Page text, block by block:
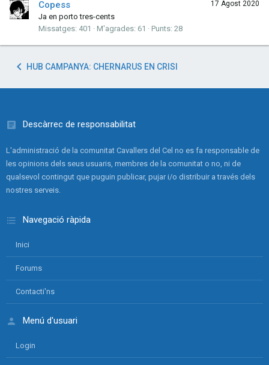
17 Agost 2020
Copess
Ja en porto tres-cents
Missatges 401 M'agrades 61 Punts 28
HUB CAMPANYA: CHERNARUS EN CRISI
Descàrrec de responsabilitat
L'administració de la comunitat Cavallers del Cel no es fa responsable de
les opinions dels seus usuaris, membres de la comunitat o no, ni de
qualsevol contingut que puguin publicar, pujar i/o distribuir a través dels
nostres serveis.
Navegació ràpida
Inici
Forums
Contacti'ns
Menú d'usuari
Login